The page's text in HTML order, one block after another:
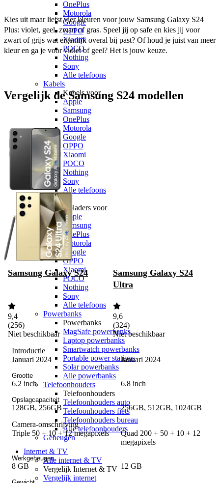
OnePlus
Motorola
Google
OPPO
Xiaomi
POCO
Nothing
Sony
Alle telefoons
Kabels
Kabels voor
Apple
Samsung
OnePlus
Motorola
Google
OPPO
Xiaomi
POCO
Nothing
Sony
Alle telefoons
Opladers
Opladers voor
Apple
Samsung
OnePlus
Motorola
Google
OPPO
Xiaomi
POCO
Nothing
Sony
Alle telefoons
Powerbanks
Powerbanks
MagSafe powerbanks
Laptop powerbanks
Smartwatch powerbanks
Portable power stations
Solar powerbanks
Alle powerbanks
Telefoonhouders
Telefoonhouders
Telefoonhouders auto
Telefoonhouders fiets
Telefoonhouders bureau
Alle telefoonhouders
Geheugen
Internet & TV
Alle internet & TV
Vergelijk Internet & TV
Vergelijk internet
Kies uit maar liefst vier kleuren voor jouw Samsung Galaxy S24
Plus: violet, geel, zwart of gras. Speel jij op safe en kies jij voor
zwart of grijs wat eigenlijk overal bij past? Of houd je juist van meer
kleur en ga je voor violet of geel? Het is jouw keuze.
Vergelijk de Samsung S24 modellen
Samsung Galaxy S24
9,4
(256)
Niet beschikbaar
Samsung Galaxy S24
Ultra
9,6
(324)
Niet beschikbaar
Introductie
Januari 2024
Januari 2024
Grootte
6.2 inch 6.8 inch
Opslagcapaciteit
128GB, 256GB
256GB, 512GB, 1024GB
Camera-omschrijving
Triple 50 + 10 + 12 megapixels
Quad 200 + 50 + 10 + 12
megapixels
Werkgeheugen
8 GB 12 GB